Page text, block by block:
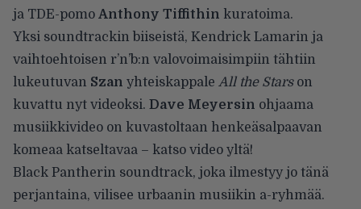
ja TDE-pomo Anthony Tiffithin kuratoima.
Yksi soundtrackin biiseistä, Kendrick Lamarin ja
vaihtoehtoisen r’n’b:n valovoimaisimpiin tähtiin
lukeutuvan Szan yhteiskappale All the Starson
kuvattu nyt videoksi. Dave Meyersin ohjaama
musiikkivideo on kuvastoltaan henkeäsalpaavan
komeaa katseltavaa – katso video yltä!
Black Pantherin soundtrack, joka ilmestyy jo tänä
perjantaina, vilisee urbaanin musiikin a-ryhmää.